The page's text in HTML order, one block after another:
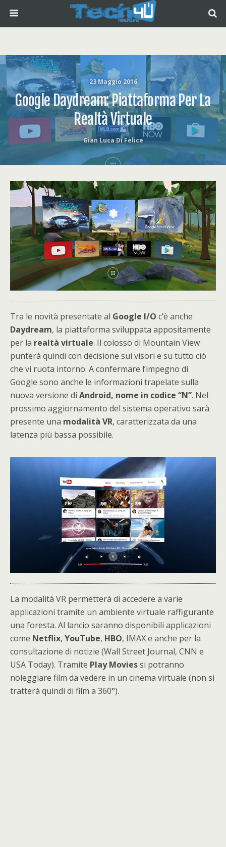
23 Maggio 2016
Google Daydream: Piattaforma Per La
Realtà Virtuale
Gian Luca Di Felice
Tra le novità presentate al Google I/O c’è anche
Daydream, la piattaforma sviluppata appositamente
per la realtà virtuale. Il colosso di Mountain View
punterà quindi con decisione sui visori e su tutto ciò
che vi ruota intorno. A confermare l’impegno di
Google sono anche le informazioni trapelate sulla
nuova versione di Android, nome in codice “N”. Nel
prossimo aggiornamento del sistema operativo sarà
presente una modalità VR, caratterizzata da una
latenza più bassa possibile.
La modalità VR permetterà di accedere a varie
applicazioni tramite un ambiente virtuale raffigurante
una foresta. Al lancio saranno disponibili applicazioni
come Netflix, YouTube, HBO, IMAX e anche per la
consultazione di notizie (Wall Street Journal, CNN e
USA Today). Tramite Play Moviessi potranno
noleggiare film da vedere in un cinema virtuale (non si
tratterà quindi di film a 360°).